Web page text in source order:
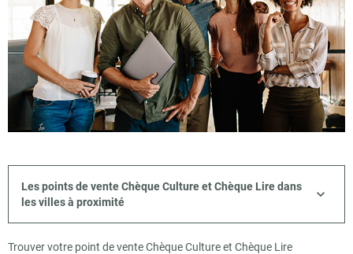
Les points de vente Chèque Culture et Chèque Lire dans
les villes à proximité
Trouver votre point de vente Chèque Culture et Chèque Lire